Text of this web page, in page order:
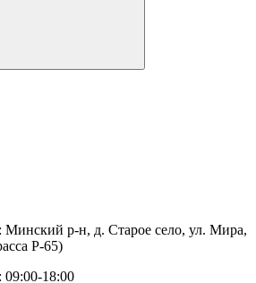
Минский р-н, д. Старое село, ул. Мира,
P-65)
18:00